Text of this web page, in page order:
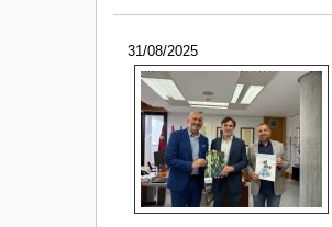
31/08/2025